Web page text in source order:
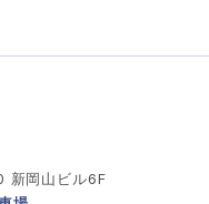
新岡山ビル6F